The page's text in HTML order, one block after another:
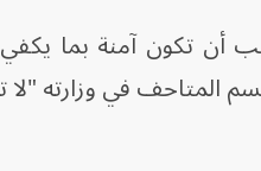
تكون آمنة بما يكفي
المتاحف في وزارته "لا